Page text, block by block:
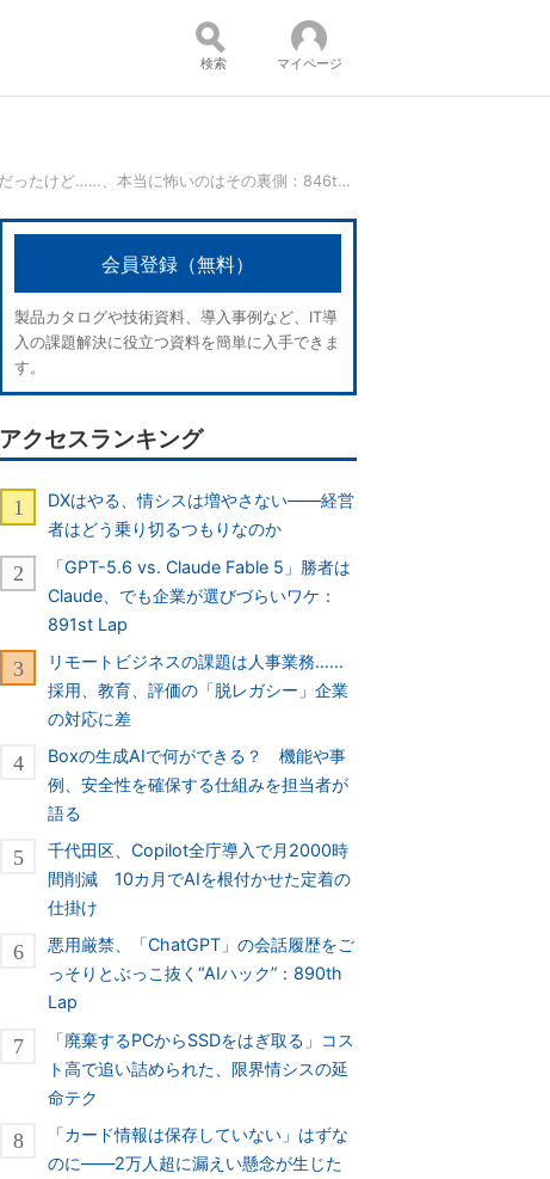
コンテンツ：
検索 マイページ
「Gmailの情報流出」は誤報だったけど……、本当に怖いのはその裏側：846th Lap
会員登録（無料）
製品カタログや技術資料、導入事例など、IT導
入の課題解決に役立つ資料を簡単に入手できま
す。
アクセスランキング
DXはやる、情シスは増やさない――経営
者はどう乗り切るつもりなのか
「GPT-5.6 vs. Claude Fable 5」勝者は
Claude、でも企業が選びづらいワケ：
891st Lap
リモートビジネスの課題は人事業務……
採用、教育、評価の「脱レガシー」企業
の対応に差
Boxの生成AIで何ができる？ 機能や事
例、安全性を確保する仕組みを担当者が
語る
千代田区、Copilot全庁導入で月2000時
間削減 10カ月でAIを根付かせた定着の
仕掛け
悪用厳禁、「ChatGPT」の会話履歴をご
っそりとぶっこ抜く“AIハック”：890th
Lap
「廃棄するPCからSSDをはぎ取る」コス
ト高で追い詰められた、限界情シスの延
命テク
「カード情報は保存していない」はずな
のに――2万人超に漏えい懸念が生じた